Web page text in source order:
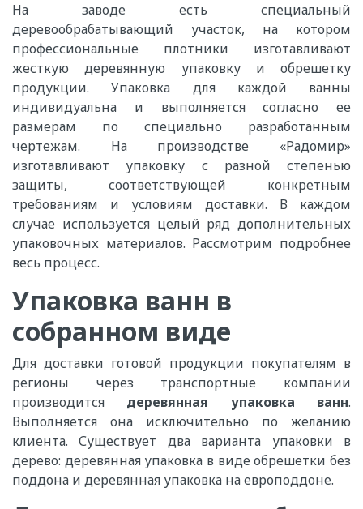
На заводе есть специальный
деревообрабатывающий участок, на котором
профессиональные плотники изготавливают
жесткую деревянную упаковку и обрешетку
продукции. Упаковка для каждой ванны
индивидуальна и выполняется согласно ее
размерам по специально разработанным
чертежам. На производстве «Радомир»
изготавливают упаковку с разной степенью
защиты, соответствующей конкретным
требованиям и условиям доставки. В каждом
случае используется целый ряд дополнительных
упаковочных материалов. Рассмотрим подробнее
весь процесс.
Упаковка ванн в
собранном виде
Для доставки готовой продукции покупателям в
регионы через транспортные компании
производится деревянная упаковка ванн.
Выполняется она исключительно по желанию
клиента. Существует два варианта упаковки в
дерево: деревянная упаковка в виде обрешетки без
поддона и деревянная упаковка на европоддоне.